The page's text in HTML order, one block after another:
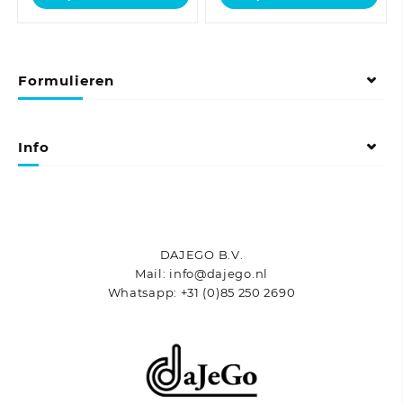
€142,01
product
Deze
optie
gekozen
€230,54
product
Formulieren
Info
DAJEGO B.V.
Mail: info@dajego.nl
Whatsapp: +31 (0)85 250 2690